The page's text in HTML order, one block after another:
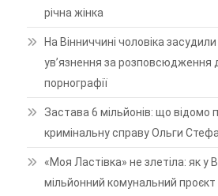
річна жінка
На Вінниччині чоловіка засудили
ув’язнення за розповсюдження
порнографії
Застава 6 мільйонів: що відомо
кримінальну справу Ольги
«Моя Ластівка» не злетіла: як у
мільйонний комунальний